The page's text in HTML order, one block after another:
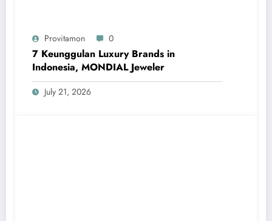
Provitamon 0
7 Keunggulan Luxury Brands in
Indonesia, MONDIAL Jeweler
July 21, 2026